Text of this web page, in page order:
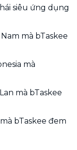
siêu ứng dụng
mà bTaskee
mà
mà bTaskee
bTaskee đem